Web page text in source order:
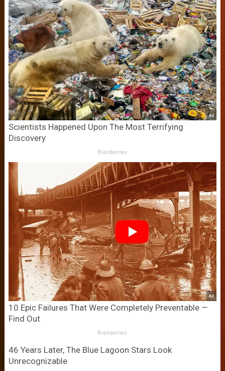
Scientists Happened Upon The Most Terrifying
Discovery
Brainberries
10 Epic Failures That Were Completely Preventable —
Find Out
Brainberries
46 Years Later, The Blue Lagoon Stars Look
Unrecognizable